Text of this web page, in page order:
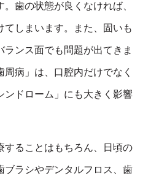
歯の状態が良くなければ、
てしまいます。また、固いも
ンス面でも問題が出てきま
病」は、口腔内だけでなく
ンドローム」にも大きく影響
することはもちろん、日頃の
ブラシやデンタルフロス、歯